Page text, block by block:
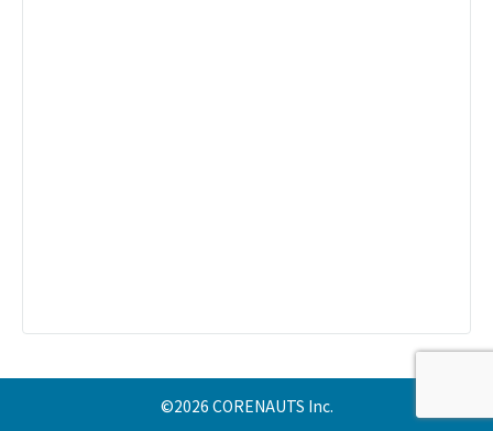
©2026 CORENAUTS Inc.